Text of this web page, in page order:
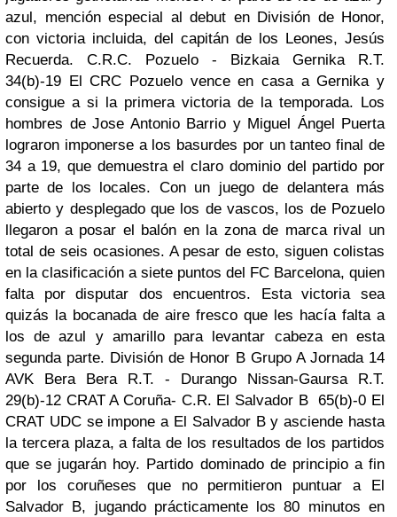
azul, mención especial al debut en División de Honor,
con victoria incluida, del capitán de los Leones, Jesús
Recuerda. C.R.C. Pozuelo - Bizkaia Gernika R.T.
34(b)-19 El CRC Pozuelo vence en casa a Gernika y
consigue a si la primera victoria de la temporada. Los
hombres de Jose Antonio Barrio y Miguel Ángel Puerta
lograron imponerse a los basurdes por un tanteo final de
34 a 19, que demuestra el claro dominio del partido por
parte de los locales. Con un juego de delantera más
abierto y desplegado que los de vascos, los de Pozuelo
llegaron a posar el balón en la zona de marca rival un
total de seis ocasiones. A pesar de esto, siguen colistas
en la clasificación a siete puntos del FC Barcelona, quien
falta por disputar dos encuentros. Esta victoria sea
quizás la bocanada de aire fresco que les hacía falta a
los de azul y amarillo para levantar cabeza en esta
segunda parte. División de Honor B Grupo A Jornada 14
AVK Bera Bera R.T. - Durango Nissan-Gaursa R.T.
29(b)-12 CRAT A Coruña- C.R. El Salvador B 65(b)-0 El
CRAT UDC se impone a El Salvador B y asciende hasta
la tercera plaza, a falta de los resultados de los partidos
que se jugarán hoy. Partido dominado de principio a fin
por los coruñeses que no permitieron puntuar a El
Salvador B, jugando prácticamente los 80 minutos en